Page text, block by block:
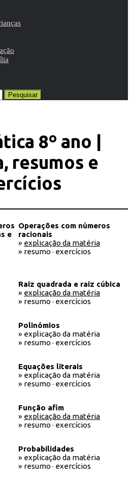
8º ano |
resumos e
e
Operações com números
racionais
» explicação da matéria
» resumo · exercícios
Raiz quadrada e raiz cúbica
» explicação da matéria
» resumo · exercícios
Polinómios
» explicação da matéria
» resumo · exercícios
Equações literais
» explicação da matéria
» resumo · exercícios
Função afim
» explicação da matéria
» resumo · exercícios
Probabilidades
» explicação da matéria
» resumo · exercícios